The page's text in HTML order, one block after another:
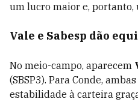
um lucro maior e, portanto,
Vale e Sabesp dão
No meio-campo, aparecem
(SBSP3). Para Conde,
estabilidade à carteira